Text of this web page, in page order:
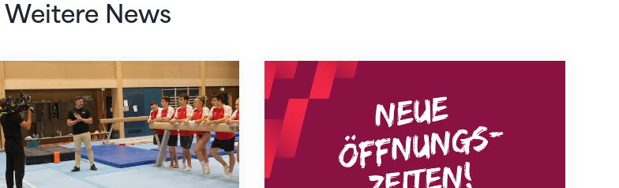
Weitere News
Zielen nach Zagreb Neue Empfangszeiten ab 1. August 2026